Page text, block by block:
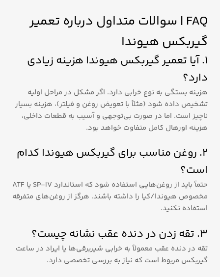
FAQ | سوالات متداول درباره تعمیر
گیربکس هیوندا
۱. آیا تعمیر گیربکس هیوندا هزینه زیادی
دارد؟
هزینه بستگی به نوع خرابی دارد. اگر مشکل در مراحل اولیه
تشخیص داده شود (مثلاً با تعویض روغن و فیلتر)، هزینه بسیار
ناچیز است. اما در صورت بی‌توجهی و آسیب به قطعات داخلی،
هزینه اورهال کامل متفاوت خواهد بود.
۲. روغن مناسب برای گیربکس هیوندا کدام
است؟
حتماً باید از روغن‌هایی استفاده شود که استاندارد SP-IV یا ATF
مخصوص هیوندا/کیا را داشته باشند. هرگز از روغن‌های متفرقه
استفاده نکنید.
۳. تقه زدن در دنده عقب نشانه چیست؟
تقه در دنده عقب معمولاً به خرابی شیربرقی‌ها یا ایراد در ساعت
گیربکس مربوط است که نیاز به بررسی تخصصی دارد.